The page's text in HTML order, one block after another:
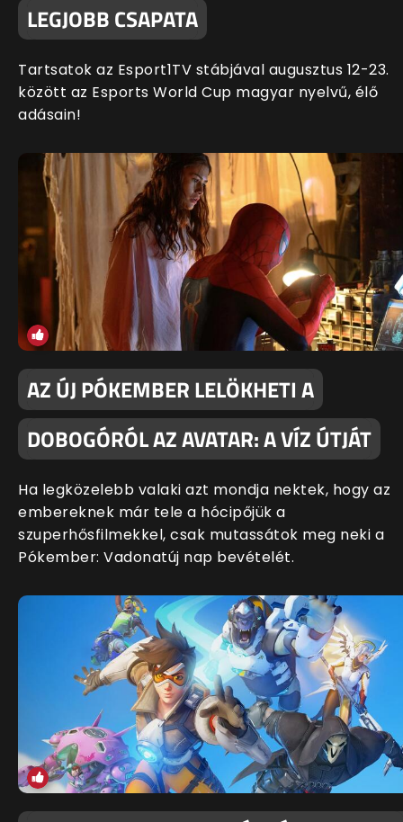
LEGJOBB CSAPATA
Tartsatok az Esport1TV stábjával augusztus 12-23.
között az Esports World Cup magyar nyelvű, élő
adásain!
AZ ÚJ PÓKEMBER LELÖKHETI A
DOBOGÓRÓL AZ AVATAR: A VÍZ ÚTJÁT
Ha legközelebb valaki azt mondja nektek, hogy az
embereknek már tele a hócipőjük a
szuperhősfilmekkel, csak mutassátok meg neki a
Pókember: Vadonatúj nap bevételét.